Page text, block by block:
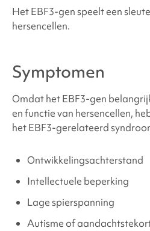
Bronnen en referenties
Het EBF3-gen speelt een
hersencellen.
Symptomen
Omdat het EBF3-gen
en functie van hersencellen,
hetEBF3-gerelateerd
Ontwikkelingsachterstand
Intellectuele beperking
Lage spierspanning
Autisme of